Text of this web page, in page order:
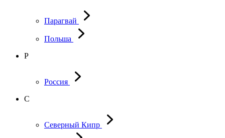
Парагвай
Польша
Р
Россия
С
Северный Кипр